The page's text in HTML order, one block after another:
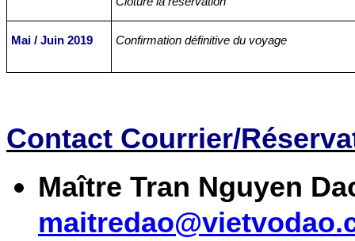
Mai / Juin 2019 Confirmation définitive du voyage
Contact Courrier/
Maître Tran Nguyen